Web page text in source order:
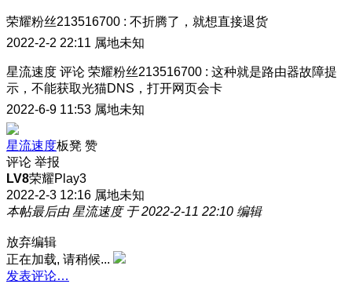
荣耀粉丝213516700 : 不折腾了，就想直接退货
2022-2-2 22:11 属地未知
星流速度 评论 荣耀粉丝213516700 : 这种就是路由器故障提
示，不能获取光猫DNS，打开网页会卡
2022-6-9 11:53 属地未知
星流速度板凳 赞
评论 举报
LV8荣耀Play3
2022-2-3 12:16 属地未知
本帖最后由 星流速度 于 2022-2-11 22:10 编辑
放弃编辑
正在加载, 请稍候...
发表评论…